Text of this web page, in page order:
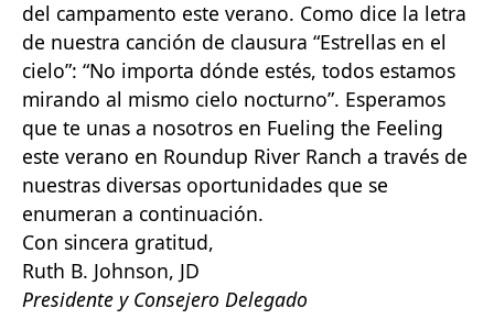
del campamento este verano. Como dice la letra
de nuestra canción de clausura “Estrellas en el
cielo”: “No importa dónde estés, todos estamos
mirando al mismo cielo nocturno”. Esperamos
que te unas a nosotros en Fueling the Feeling
este verano en Roundup River Ranch a través de
nuestras diversas oportunidades que se
enumeran a continuación.
Con sincera gratitud,
Ruth B. Johnson, JD
Presidente y Consejero Delegado